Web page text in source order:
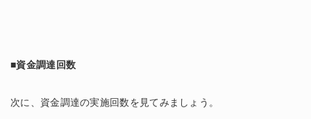
■資金調達回数
次に、資金調達の実施回数を見てみましょう。